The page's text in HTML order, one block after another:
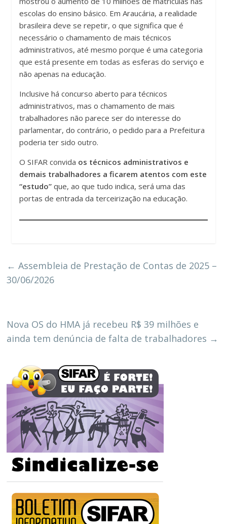
escolas do ensino básico. Em Araucária, a realidade
brasileira deve se repetir, o que significa que é
necessário o chamamento de mais técnicos
administrativos, até mesmo porque é uma categoria
que está presente em todas as esferas do serviço e
não apenas na educação.
Inclusive há concurso aberto para técnicos
administrativos, mas o chamamento de mais
trabalhadores não parece ser do interesse do
parlamentar, do contrário, o pedido para a Prefeitura
poderia ter sido outro.
O SIFAR convida os técnicos administrativos e
demais trabalhadores a ficarem atentos com este
“estudo”que, ao que tudo indica, será uma das
portas de entrada da terceirização na educação.
← Assembleia de Prestação de Contas de 2025 –
30/06/2026
Nova OS do HMA já recebeu R$ 39 milhões e
ainda tem denúncia de falta de trabalhadores →